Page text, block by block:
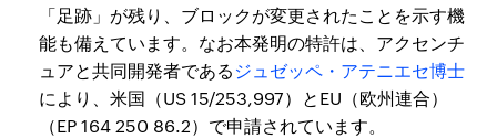
「足跡」が残り、ブロックが変更されたことを示す機
能も備えています。なお本発明の特許は、アクセンチ
ュアと共同開発者であるジュゼッペ・アテニエセ博士
により、米国（US 15/253,997）とEU（欧州連合）
（EP 164 250 86.2）で申請されています。